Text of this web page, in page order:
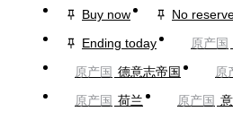
Buy now
No
Ending today
原产国
原产国 德意志帝国 原
原产国 荷兰 原产国